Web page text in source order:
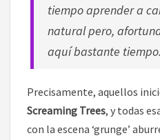
tiempo aprender a
natural pero,
aquí bastante tiempo.
Precisamente, aquellos
Screaming Trees, y todas
con la escena ‘grunge’